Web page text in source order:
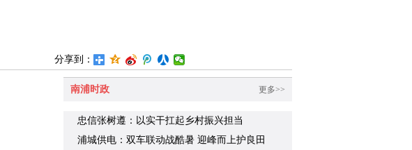
分享到：
更多>>
南浦时政
忠信张树遵：以实干扛起乡村振兴担当
浦城供电：双车联动战酷暑 迎峰而上护良田